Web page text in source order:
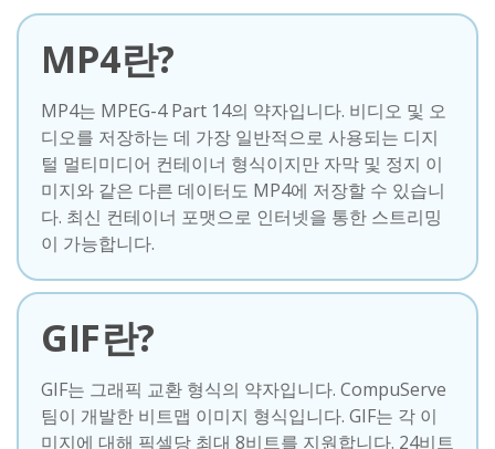
MP4란?
MP4는 MPEG-4 Part 14의 약자입니다. 비디오 및 오
디오를 저장하는 데 가장 일반적으로 사용되는 디지
털 멀티미디어 컨테이너 형식이지만 자막 및 정지 이
미지와 같은 다른 데이터도 MP4에 저장할 수 있습니
다. 최신 컨테이너 포맷으로 인터넷을 통한 스트리밍
이 가능합니다.
GIF란?
GIF는 그래픽 교환 형식의 약자입니다. CompuServe
팀이 개발한 비트맵 이미지 형식입니다. GIF는 각 이
미지에 대해 픽셀당 최대 8비트를 지원합니다. 24비트